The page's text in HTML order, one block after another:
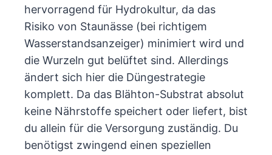
hervorragend für Hydrokultur, da das
Risiko von Staunässe (bei richtigem
Wasserstandsanzeiger) minimiert wird und
die Wurzeln gut belüftet sind. Allerdings
ändert sich hier die Düngestrategie
komplett. Da das Blähton-Substrat absolut
keine Nährstoffe speichert oder liefert, bist
du allein für die Versorgung zuständig. Du
benötigst zwingend einen speziellen